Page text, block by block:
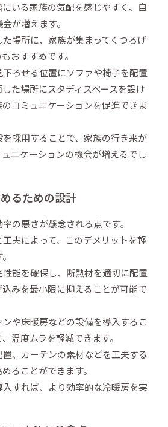
いる家族の気配を感じやすく、自
が増えます。
場所に、家族が集まってくつろげ
おすすめです。
ろせる位置にソファや椅子を配置
た場所にスタディスペースを設け
コミュニケーションを促進できま
採用することで、家族の行き来が
ニケーションの機会が増えるでし
るための設計
の悪さが懸念される点です。
夫によって、このデメリットを軽
能を確保し、断熱材を適切に配置
みを最小限に抑えることが可能で
や床暖房などの設備を導入するこ
温度ムラを軽減できます。
、カーテンの素材などを工夫する
ることができます。
すれば、より効率的な冷暖房を実